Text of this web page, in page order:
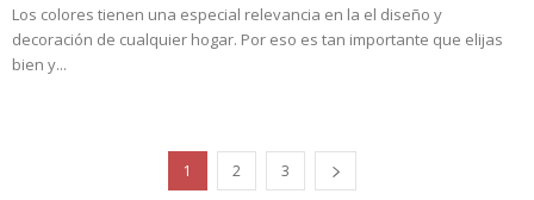
Los colores tienen una especial relevancia en la el diseño y
decoración de cualquier hogar. Por eso es tan importante que elijas
bien y...
1 2 3